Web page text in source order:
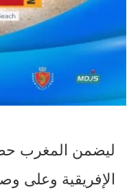
ليضمن المغرب
الإفريقية وعلى